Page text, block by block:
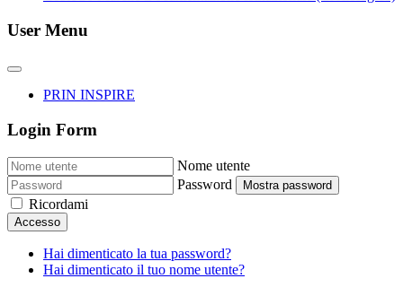
User Menu
PRIN INSPIRE
Login Form
Nome utente
Password
Mostra password
Ricordami
Accesso
Hai dimenticato la tua password?
Hai dimenticato il tuo nome utente?